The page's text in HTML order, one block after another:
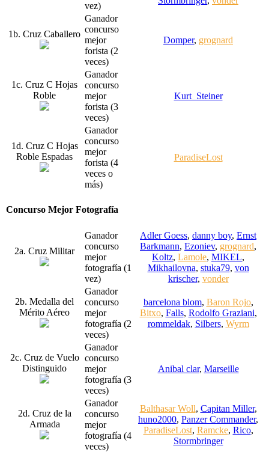
vez)
1b. Cruz Caballero
Ganador
concurso
mejor
forista (2
veces)
Domper, grognard
1c. Cruz C Hojas
Roble
Ganador
concurso
mejor
forista (3
veces)
Kurt_Steiner
1d. Cruz C Hojas
Roble Espadas
Ganador
concurso
mejor
forista (4
veces o
más)
ParadiseLost
Concurso Mejor Fotografía
2a. Cruz Militar
Ganador
concurso
mejor
fotografía (1
vez)
Adler Goess, danny boy, Ernst
Barkmann, Ezoniev, grognard,
Koltz, Lamole, MIKEL,
Mikhailovna, stuka79, von
krischer, vonder
2b. Medalla del
Mérito Aéreo
Ganador
concurso
mejor
fotografía (2
veces)
barcelona blom, Baron Rojo,
Bitxo, Falls, Rodolfo Graziani,
rommeldak, Silbers, Wyrm
2c. Cruz de Vuelo
Distinguido
Ganador
concurso
mejor
fotografía (3
veces)
Anibal clar, Marseille
2d. Cruz de la
Armada
Ganador
concurso
mejor
fotografía (4
veces)
Balthasar Woll, Capitan Miller,
huno2000, Panzer Commander,
ParadiseLost, Ramcke, Rico,
Stormbringer